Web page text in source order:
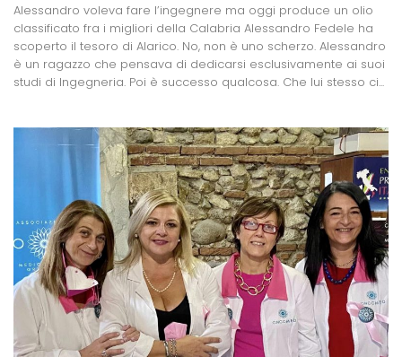
Alessandro voleva fare l’ingegnere ma oggi produce un olio
classificato fra i migliori della Calabria Alessandro Fedele ha
scoperto il tesoro di Alarico. No, non è uno scherzo. Alessandro
è un ragazzo che pensava di dedicarsi esclusivamente ai suoi
studi di Ingegneria. Poi è successo qualcosa. Che lui stesso ci...